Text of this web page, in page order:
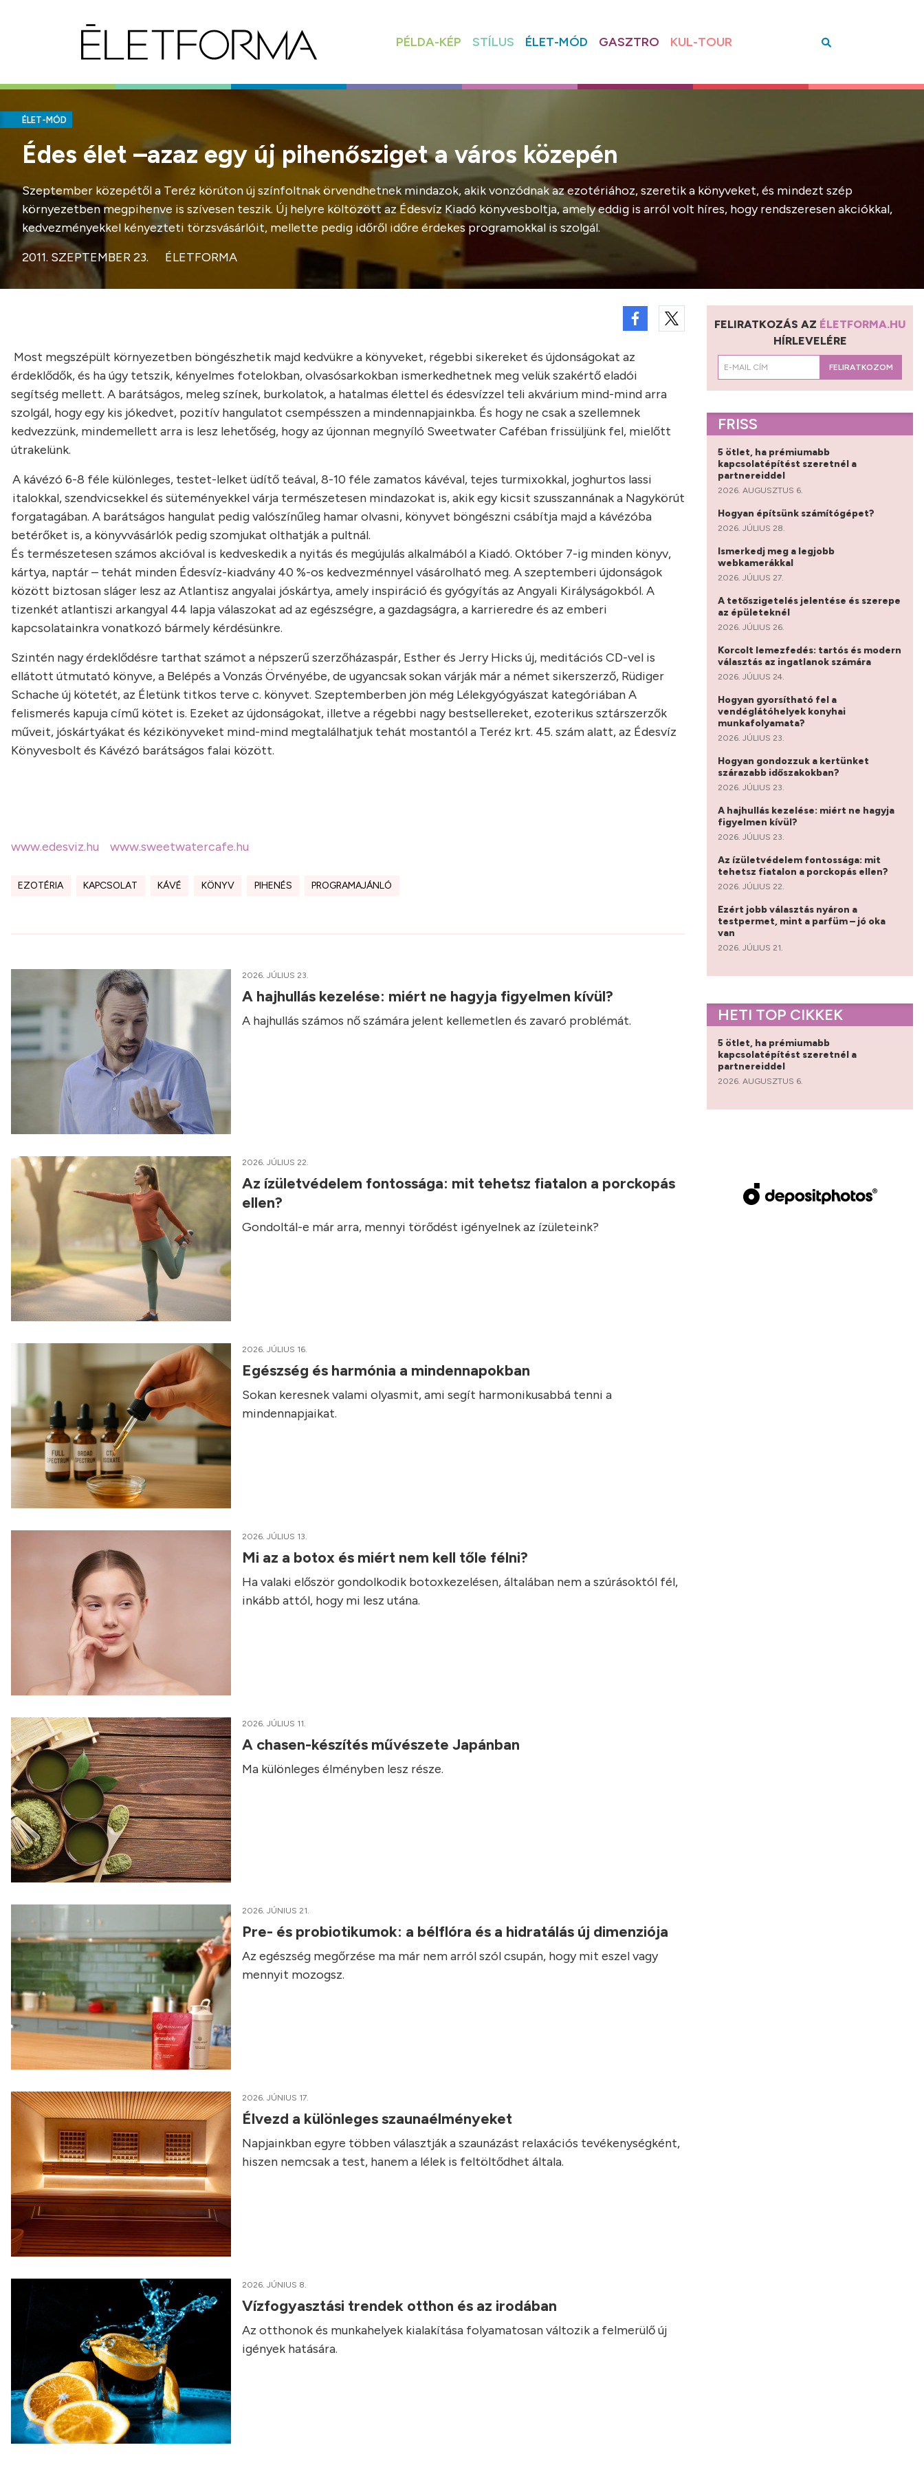
PÉLDA-KÉP STÍLUS ÉLET-MÓD GASZTRO KUL-TOUR
ÉLET-MÓD
Édes élet –azaz egy új pihenősziget a város közepén
Szeptember közepétől a Teréz körúton új színfoltnak örvendhetnek mindazok, akik vonzódnak az ezotériához, szeretik a könyveket, és mindezt szép
környezetben megpihenve is szívesen teszik. Új helyre költözött az Édesvíz Kiadó könyvesboltja, amely eddig is arról volt híres, hogy rendszeresen akciókkal,
kedvezményekkel kényezteti törzsvásárlóit, mellette pedig időről időre érdekes programokkal is szolgál.
2011. SZEPTEMBER 23.
ÉLETFORMA
Most megszépült környezetben böngészhetik majd kedvükre a könyveket, régebbi sikereket és újdonságokat az
érdeklődők, és ha úgy tetszik, kényelmes fotelokban, olvasósarkokban ismerkedhetnek meg velük szakértő eladói
segítség mellett. A barátságos, meleg színek, burkolatok, a hatalmas élettel és édesvízzel teli akvárium mind-mind arra
szolgál, hogy egy kis jókedvet, pozitív hangulatot csempésszen a mindennapjainkba. És hogy ne csak a szellemnek
kedvezzünk, mindemellett arra is lesz lehetőség, hogy az újonnan megnyíló Sweetwater Caféban frissüljünk fel, mielőtt
útrakelünk.
A kávézó 6-8 féle különleges, testet-lelket üdítő teával, 8-10 féle zamatos kávéval, tejes turmixokkal, joghurtos lassi
italokkal, szendvicsekkel és süteményekkel várja természetesen mindazokat is, akik egy kicsit szusszannának a Nagykörút
forgatagában. A barátságos hangulat pedig valószínűleg hamar olvasni, könyvet böngészni csábítja majd a kávézóba
betérőket is, a könyvvásárlók pedig szomjukat olthatják a pultnál.
És természetesen számos akcióval is kedveskedik a nyitás és megújulás alkalmából a Kiadó. Október 7-ig minden könyv,
kártya, naptár – tehát minden Édesvíz-kiadvány 40 %-os kedvezménnyel vásárolható meg. A szeptemberi újdonságok
között biztosan sláger lesz az Atlantisz angyalai jóskártya, amely inspiráció és gyógyítás az Angyali Királyságokból. A
tizenkét atlantiszi arkangyal 44 lapja válaszokat ad az egészségre, a gazdagságra, a karrieredre és az emberi
kapcsolatainkra vonatkozó bármely kérdésünkre.
Szintén nagy érdeklődésre tarthat számot a népszerű szerzőházaspár, Esther és Jerry Hicks új, meditációs CD-vel is
ellátott útmutató könyve, a Belépés a Vonzás Örvényébe, de ugyancsak sokan várják már a német sikerszerző, Rüdiger
Schache új kötetét, az Életünk titkos terve c. könyvet. Szeptemberben jön még Lélekgyógyászat kategóriában A
felismerés kapuja című kötet is. Ezeket az újdonságokat, illetve a régebbi nagy bestsellereket, ezoterikus sztárszerzők
műveit, jóskártyákat és kézikönyveket mind-mind megtalálhatjuk tehát mostantól a Teréz krt. 45. szám alatt, az Édesvíz
Könyvesbolt és Kávézó barátságos falai között.
www.edesviz.hu www.sweetwatercafe.hu
EZOTÉRIA KAPCSOLAT KÁVÉ KÖNYV PIHENÉS PROGRAMAJÁNLÓ
2026. JÚLIUS 23.
A hajhullás kezelése: miért ne hagyja figyelmen kívül?
A hajhullás számos nő számára jelent kellemetlen és zavaró problémát.
2026. JÚLIUS 22.
Az ízületvédelem fontossága: mit tehetsz fiatalon a porckopás
ellen?
Gondoltál-e már arra, mennyi törődést igényelnek az ízületeink?
2026. JÚLIUS 16.
Egészség és harmónia a mindennapokban
Sokan keresnek valami olyasmit, ami segít harmonikusabbá tenni a
mindennapjaikat.
2026. JÚLIUS 13.
Mi az a botox és miért nem kell tőle félni?
Ha valaki először gondolkodik botoxkezelésen, általában nem a szúrásoktól fél,
inkább attól, hogy mi lesz utána.
2026. JÚLIUS 11.
A chasen-készítés művészete Japánban
Ma különleges élményben lesz része.
2026. JÚNIUS 21.
Pre- és probiotikumok: a bélflóra és a hidratálás új dimenziója
Az egészség megőrzése ma már nem arról szól csupán, hogy mit eszel vagy
mennyit mozogsz.
2026. JÚNIUS 17.
Élvezd a különleges szaunaélményeket
Napjainkban egyre többen választják a szaunázást relaxációs tevékenységként,
hiszen nemcsak a test, hanem a lélek is feltöltődhet általa.
2026. JÚNIUS 8.
Vízfogyasztási trendek otthon és az irodában
Az otthonok és munkahelyek kialakítása folyamatosan változik a felmerülő új
igények hatására.
FELIRATKOZÁS AZ ÉLETFORMA.HU
HÍRLEVELÉRE
FELIRATKOZOM
FRISS
5 ötlet, ha prémiumabb
kapcsolatépítést szeretnél a
partnereiddel
2026. AUGUSZTUS 6.
Hogyan építsünk számítógépet?
2026. JÚLIUS 28.
Ismerkedj meg a legjobb
webkamerákkal
2026. JÚLIUS 27.
A tetőszigetelés jelentése és szerepe
az épületeknél
2026. JÚLIUS 26.
Korcolt lemezfedés: tartós és modern
választás az ingatlanok számára
2026. JÚLIUS 24.
Hogyan gyorsítható fel a
vendéglátóhelyek konyhai
munkafolyamata?
2026. JÚLIUS 23.
Hogyan gondozzuk a kertünket
szárazabb időszakokban?
2026. JÚLIUS 23.
A hajhullás kezelése: miért ne hagyja
figyelmen kívül?
2026. JÚLIUS 23.
Az ízületvédelem fontossága: mit
tehetsz fiatalon a porckopás ellen?
2026. JÚLIUS 22.
Ezért jobb választás nyáron a
testpermet, mint a parfüm – jó oka
van
2026. JÚLIUS 21.
HETI TOP CIKKEK
5 ötlet, ha prémiumabb
kapcsolatépítést szeretnél a
partnereiddel
2026. AUGUSZTUS 6.